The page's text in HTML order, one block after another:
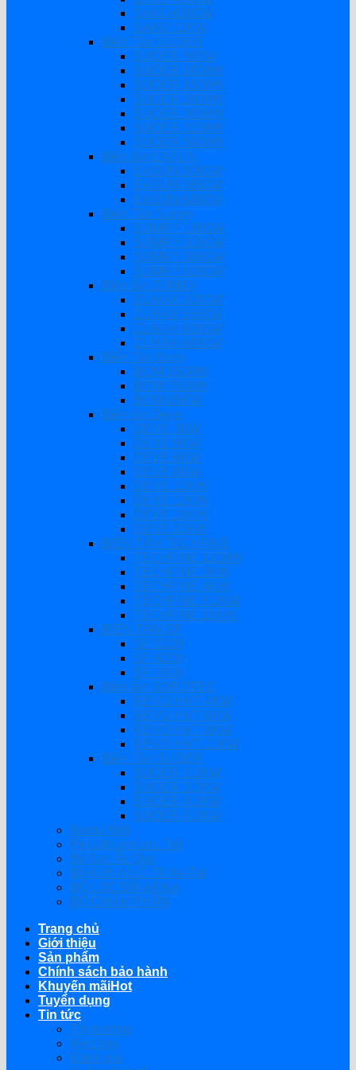
SAKO 6200W
SAKO 11KW
Biến Tần SUOER
SUOER 500W
SUOER 1000W
SUOER 1500W
SUOER 2000W
SUOER 3000W
SUOER 3200W
SUOER 5000W
Biến tần EASUN
EASUN 3000W
EASUN 3800W
EASUN 6200W
Biến Tần Sumry
SUMRY 1800W
SUMRY 3000W
SUMRY 3800W
SUMRY 6200W
Biến tần ZUMAX
ZUMAX 3000W
ZUMAX 5500W
ZUMAX 6200W
ZUMAX 6600W
Biến Tần Bơm
BƠM 5500W
BƠM 7500W
BƠM 15KW
Biến tần Deye
DEYE 3KW
DEYE 5KW
DEYE 6KW
DEYE 8KW
DEYE 10KW
DEYE 12KW
DEYE 16KW
DEYE 20KW
BIẾN TẦN TECHFINE
TECHFINE 1200W
TECHFINE 3KW
TECHFINE 4KW
TECHFINE 6.2KW
TECHFINE 11KW
BIẾN TẦN SP
SP 3200
SP 4200
SP 7000
Biến tần SOROTEC
REVO HMT 4KW
REVO HMT 6KW
REVO HMT 8KW
REVO HMT 11KW
Biến Tần SUOER
SUOER 2.2KW
SUOER 3.2KW
SUOER 4.2KW
SUOER 6.2KW
Modul Wifi
Pin Lithium Lưu Trữ
Bộ Sạc Ắc Quy
Bộ Kích Nổ Ô Tô Xe Tải
BỘ LỌC ĐĨA ARKA
BỘ CHÂM PHÂN
Trang chủ
Giới thiệu
Sản phẩm
Chính sách bảo hành
Khuyến mãi
Tuyển dụng
Tin tức
Thị trường
Mẹo hay
Đánh giá